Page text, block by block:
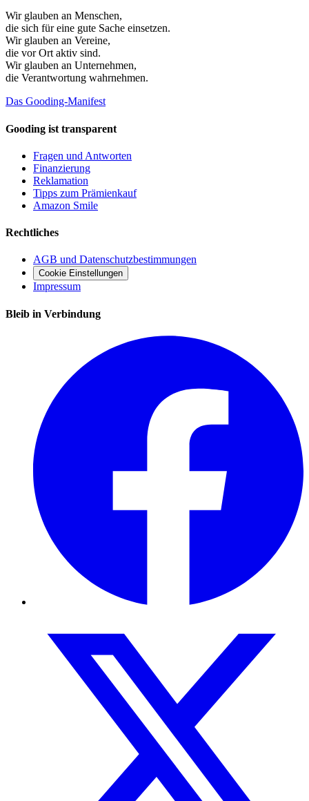
Wir glauben an Menschen,
die sich für eine gute Sache einsetzen.
Wir glauben an Vereine,
die vor Ort aktiv sind.
Wir glauben an Unternehmen,
die Verantwortung wahrnehmen.
Das Gooding-Manifest
Gooding ist transparent
Fragen und Antworten
Finanzierung
Reklamation
Tipps zum Prämienkauf
Amazon Smile
Rechtliches
AGB und Datenschutzbestimmungen
Cookie Einstellungen
Impressum
Bleib in Verbindung